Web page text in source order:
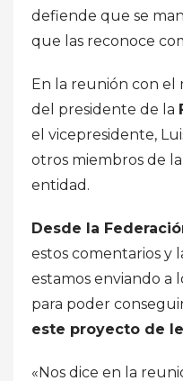
defiende que se
que las reconoce
En la reunión con el
del presidente de la
el vicepresidente,
otros miembros de
entidad.
Desde la
estos comentarios y
estamos enviando a
para poder
este proyecto de
«Nos dice en la